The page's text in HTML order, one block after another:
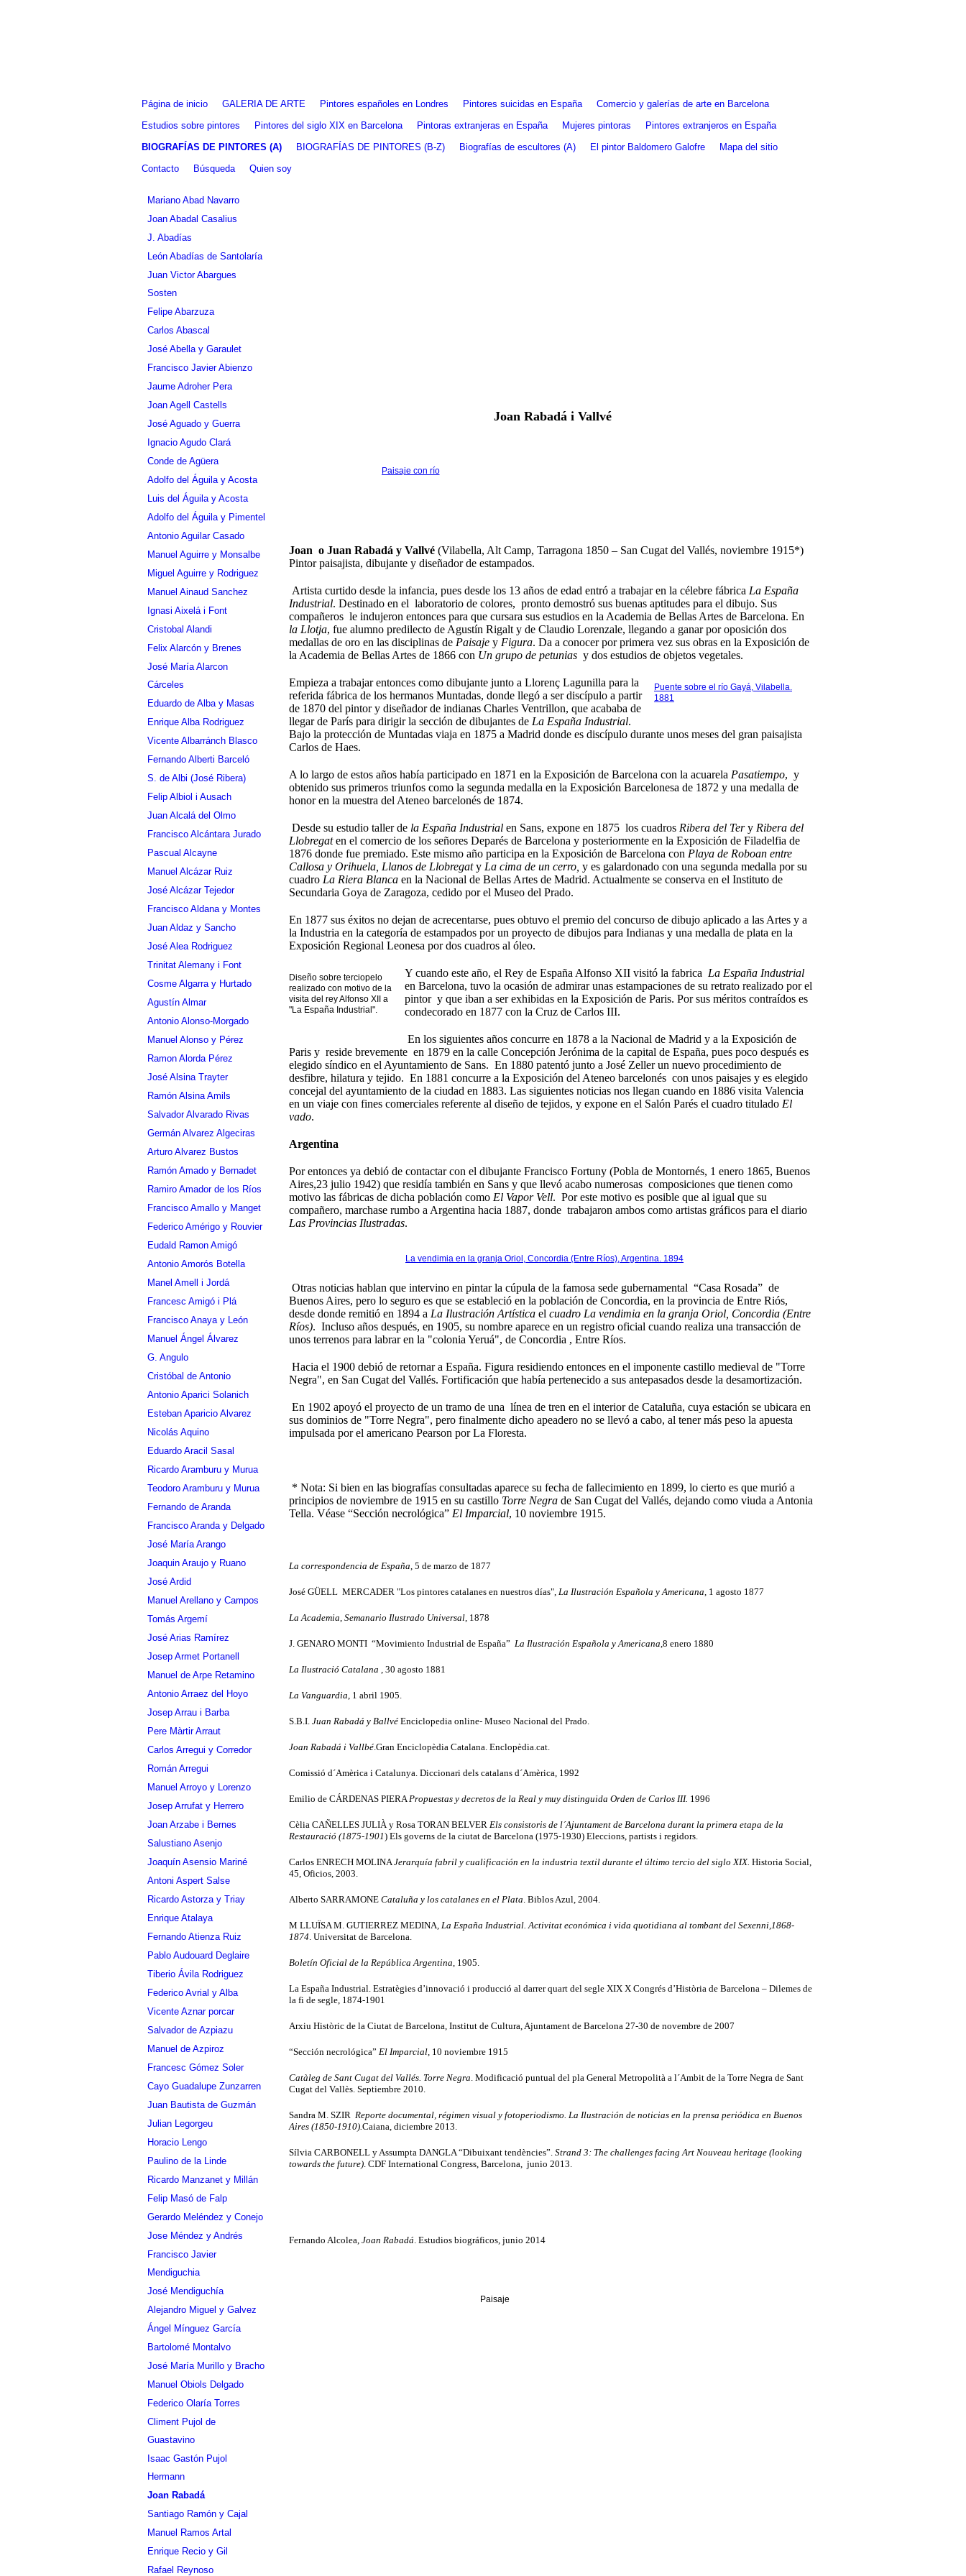
Página de inicio GALERIA DE ARTE Pintores españoles en Londres Pintores suicidas en España
Comercio y galerías de arte en Barcelona
Estudios sobre pintores
Pintores del siglo XIX en Barcelona Pintoras extranjeras en España Mujeres pintoras
Pintores extranjeros en España
BIOGRAFÍAS DE PINTORES (A)
BIOGRAFÍAS DE PINTORES (B-Z) Biografías de escultores (A) El pintor Baldomero Galofre
Mapa del sitio
Contacto
Búsqueda Quien soy
Mariano Abad Navarro
Joan Abadal Casalius
J. Abadías
León Abadías de Santolaría
Juan Victor Abargues
Sosten
Felipe Abarzuza
Carlos Abascal
José Abella y Garaulet
Francisco Javier Abienzo
Jaume Adroher Pera
Joan Agell Castells
José Aguado y Guerra
Ignacio Agudo Clará
Conde de Agüera
Adolfo del Águila y Acosta
Luis del Águila y Acosta
Adolfo del Águila y Pimentel
Antonio Aguilar Casado
Manuel Aguirre y Monsalbe
Miguel Aguirre y Rodriguez
Manuel Ainaud Sanchez
Ignasi Aixelá i Font
Cristobal Alandi
Felix Alarcón y Brenes
José María Alarcon
Cárceles
Eduardo de Alba y Masas
Enrique Alba Rodriguez
Vicente Albarránch Blasco
Fernando Alberti Barceló
S. de Albi (José Ribera)
Felip Albiol i Ausach
Juan Alcalá del Olmo
Francisco Alcántara Jurado
Pascual Alcayne
Manuel Alcázar Ruiz
José Alcázar Tejedor
Francisco Aldana y Montes
Juan Aldaz y Sancho
José Alea Rodriguez
Trinitat Alemany i Font
Cosme Algarra y Hurtado
Agustín Almar
Antonio Alonso-Morgado
Manuel Alonso y Pérez
Ramon Alorda Pérez
José Alsina Trayter
Ramón Alsina Amils
Salvador Alvarado Rivas
Germán Alvarez Algeciras
Arturo Alvarez Bustos
Ramón Amado y Bernadet
Ramiro Amador de los Ríos
Francisco Amallo y Manget
Federico Amérigo y Rouvier
Eudald Ramon Amigó
Antonio Amorós Botella
Manel Amell i Jordá
Francesc Amigó i Plá
Francisco Anaya y León
Manuel Ángel Álvarez
G. Angulo
Cristóbal de Antonio
Antonio Aparici Solanich
Esteban Aparicio Alvarez
Nicolás Aquino
Eduardo Aracil Sasal
Ricardo Aramburu y Murua
Teodoro Aramburu y Murua
Fernando de Aranda
Francisco Aranda y Delgado
José María Arango
Joaquin Araujo y Ruano
José Ardid
Manuel Arellano y Campos
Tomás Argemí
José Arias Ramírez
Josep Armet Portanell
Manuel de Arpe Retamino
Antonio Arraez del Hoyo
Josep Arrau i Barba
Pere Màrtir Arraut
Carlos Arregui y Corredor
Román Arregui
Manuel Arroyo y Lorenzo
Josep Arrufat y Herrero
Joan Arzabe i Bernes
Salustiano Asenjo
Joaquín Asensio Mariné
Antoni Aspert Salse
Ricardo Astorza y Triay
Enrique Atalaya
Fernando Atienza Ruiz
Pablo Audouard Deglaire
Tiberio Ávila Rodriguez
Federico Avrial y Alba
Vicente Aznar porcar
Salvador de Azpiazu
Manuel de Azpiroz
Francesc Gómez Soler
Cayo Guadalupe Zunzarren
Juan Bautista de Guzmán
Julian Legorgeu
Horacio Lengo
Paulino de la Linde
Ricardo Manzanet y Millán
Felip Masó de Falp
Gerardo Meléndez y Conejo
Jose Méndez y Andrés
Francisco Javier
Mendiguchia
José Mendiguchía
Alejandro Miguel y Galvez
Ángel Mínguez García
Bartolomé Montalvo
José María Murillo y Bracho
Manuel Obiols Delgado
Federico Olaría Torres
Climent Pujol de
Guastavino
Isaac Gastón Pujol
Hermann
Joan Rabadá
Santiago Ramón y Cajal
Manuel Ramos Artal
Enrique Recio y Gil
Rafael Reynoso
Joan Rabadá i Vallvé
Paisaje con río
Joan o Juan Rabadá y Vallvé (Vilabella, Alt Camp, Tarragona 1850 – San Cugat del Vallés, noviembre 1915*)
Pintor paisajista, dibujante y diseñador de estampados.
Artista curtido desde la infancia, pues desde los 13 años de edad entró a trabajar en la célebre fábrica La España
Industrial. Destinado en el laboratorio de colores, pronto demostró sus buenas aptitudes para el dibujo. Sus
compañeros le indujeron entonces para que cursara sus estudios en la Academia de Bellas Artes de Barcelona. En
la Llotja, fue alumno predilecto de Agustín Rigalt y de Claudio Lorenzale, llegando a ganar por oposición dos
medallas de oro en las disciplinas de Paisaje y Figura. Da a conocer por primera vez sus obras en la Exposición de
la Academia de Bellas Artes de 1866 con Un grupo de petunias y dos estudios de objetos vegetales.
Puente sobre el río Gayá, Vilabella.
1881
Empieza a trabajar entonces como dibujante junto a Llorenç Lagunilla para la
referida fábrica de los hermanos Muntadas, donde llegó a ser discípulo a partir
de 1870 del pintor y diseñador de indianas Charles Ventrillon, que acababa de
llegar de París para dirigir la sección de dibujantes de La España Industrial.
Bajo la protección de Muntadas viaja en 1875 a Madrid donde es discípulo durante unos meses del gran paisajista
Carlos de Haes.
A lo largo de estos años había participado en 1871 en la Exposición de Barcelona con la acuarela Pasatiempo, y
obtenido sus primeros triunfos como la segunda medalla en la Exposición Barcelonesa de 1872 y una medalla de
honor en la muestra del Ateneo barcelonés de 1874.
Desde su estudio taller de la España Industrial en Sans, expone en 1875 los cuadros Ribera del Tery Ribera del
Llobregaten el comercio de los señores Deparés de Barcelona y posteriormente en la Exposición de Filadelfia de
1876 donde fue premiado. Este mismo año participa en la Exposición de Barcelona con Playa de Roboan entre
Callosa y Orihuela, Llanos de Llobregaty La cima de un cerro, y es galardonado con una segunda medalla por su
cuadro La Riera Blanca en la Nacional de Bellas Artes de Madrid. Actualmente se conserva en el Instituto de
Secundaria Goya de Zaragoza, cedido por el Museo del Prado.
En 1877 sus éxitos no dejan de acrecentarse, pues obtuvo el premio del concurso de dibujo aplicado a las Artes y a
la Industria en la categoría de estampados por un proyecto de dibujos para Indianas y una medalla de plata en la
Exposición Regional Leonesa por dos cuadros al óleo.
Diseño sobre terciopelo
realizado con motivo de la
visita del rey Alfonso XII a
"La España Industrial".
Y cuando este año, el Rey de España Alfonso XII visitó la fabrica La España Industrial
en Barcelona, tuvo la ocasión de admirar unas estampaciones de su retrato realizado por el
pintor y que iban a ser exhibidas en la Exposición de Paris. Por sus méritos contraídos es
condecorado en 1877 con la Cruz de Carlos III.
En los siguientes años concurre en 1878 a la Nacional de Madrid y a la Exposición de
Paris y reside brevemente en 1879 en la calle Concepción Jerónima de la capital de España, pues poco después es
elegido síndico en el Ayuntamiento de Sans. En 1880 patentó junto a José Zeller un nuevo procedimiento de
desfibre, hilatura y tejido. En 1881 concurre a la Exposición del Ateneo barcelonés con unos paisajes y es elegido
concejal del ayuntamiento de la ciudad en 1883. Las siguientes noticias nos llegan cuando en 1886 visita Valencia
en un viaje con fines comerciales referente al diseño de tejidos, y expone en el Salón Parés el cuadro titulado El
vado.
Argentina
Por entonces ya debió de contactar con el dibujante Francisco Fortuny (Pobla de Montornés, 1 enero 1865, Buenos
Aires,23 julio 1942) que residía también en Sans y que llevó acabo numerosas composiciones que tienen como
motivo las fábricas de dicha población como El Vapor Vell. Por este motivo es posible que al igual que su
compañero, marchase rumbo a Argentina hacia 1887, donde trabajaron ambos como artistas gráficos para el diario
Las Provincias Ilustradas.
La vendimia en la granja Oriol, Concordia (Entre Ríos), Argentina. 1894
Otras noticias hablan que intervino en pintar la cúpula de la famosa sede gubernamental “Casa Rosada” de
Buenos Aires, pero lo seguro es que se estableció en la población de Concordia, en la provincia de Entre Riós,
desde donde remitió en 1894 a La Ilustración Artística el cuadro La vendimia en la granja Oriol, Concordia (Entre
Ríos). Incluso años después, en 1905, su nombre aparece en un registro oficial cuando realiza una transacción de
unos terrenos para labrar en la "colonia Yeruá", de Concordia , Entre Ríos.
Hacia el 1900 debió de retornar a España. Figura residiendo entonces en el imponente castillo medieval de "Torre
Negra", en San Cugat del Vallés. Fortificación que había pertenecido a sus antepasados desde la desamortización.
En 1902 apoyó el proyecto de un tramo de una línea de tren en el interior de Cataluña, cuya estación se ubicara en
sus dominios de "Torre Negra", pero finalmente dicho apeadero no se llevó a cabo, al tener más peso la apuesta
impulsada por el americano Pearson por La Floresta.
* Nota: Si bien en las biografías consultadas aparece su fecha de fallecimiento en 1899, lo cierto es que murió a
principios de noviembre de 1915 en su castillo Torre Negra de San Cugat del Vallés, dejando como viuda a Antonia
Tella. Véase “Sección necrológica” El Imparcial, 10 noviembre 1915.
La correspondencia de España , 5 de marzo de 1877
José GÜELL MERCADER "Los pintores catalanes en nuestros días", La Ilustración Española y Americana , 1 agosto 1877
La Academia Semanario Ilustrado Universal , 1878
J. GENARO MONTI “Movimiento Industrial de España” La Ilustración Española y Americana ,8 enero 1880
La Ilustració Catalana , 30 agosto 1881
La Vanguardia , 1 abril 1905.
S.B.I. Juan Rabadá y Ballvé Enciclopedia online- Museo Nacional del Prado.
Joan Rabadá i Vallbé .Gran Enciclopèdia Catalana. Enclopèdia.cat.
Comissió d´Amèrica i Catalunya. Diccionari dels catalans d´Amèrica, 1992
Emilio de CÁRDENAS PIERA Propuestas y decretos de la Real y muy distinguida Orden de Carlos III. 1996
Cèlia CAÑELLES JULIÀ y Rosa TORAN BELVER Els consistoris de l´Ajuntament de Barcelona durant la primera etapa de la
Restauració (1875-1901) Els governs de la ciutat de Barcelona (1975-1930) Eleccions, partists i regidors.
Carlos ENRECH MOLINA Jerarquía fabril y cualificación en la industria textil durante el último tercio del siglo XIX. Historia Social,
45, Oficios, 2003.
Alberto SARRAMONE Cataluña y los catalanes en el Plata . Biblos Azul, 2004.
M LLUÏSA M. GUTIERREZ MEDINA , La España Industrial. Activitat económica i vida quotidiana al tombant del Sexenni,1868-
1874 . Universitat de Barcelona.
Boletín Oficial de la República Argentina , 1905.
La España Industrial. Estratègies d’innovació i producció al darrer quart del segle XIX X Congrés d’Història de Barcelona – Dilemes de
la fi de segle, 1874-1901
Arxiu Històric de la Ciutat de Barcelona, Institut de Cultura, Ajuntament de Barcelona 27-30 de novembre de 2007
“Sección necrológica” El Imparcial , 10 noviembre 1915
Catàleg de Sant Cugat del Vallés. Torre Negra . Modificació puntual del pla General Metropolità a l´Ambit de la Torre Negra de Sant
Cugat del Vallès. Septiembre 2010.
Sandra M. SZIR Reporte documental, régimen visual y fotoperiodismo. La Ilustración de noticias en la prensa periódica en Buenos
Aires (1850-1910). Caiana, diciembre 2013.
Sílvia CARBONELL y Assumpta DANGLA “Dibuixant tendències”. Strand 3: The challenges facing Art Nouveau heritage (looking
towards the future) . CDF International Congress, Barcelona, junio 2013.
Fernando Alcolea, Joan Rabadá Estudios biográficos, junio 2014
Paisaje